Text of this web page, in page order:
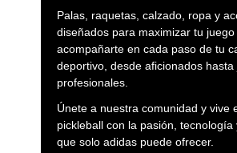
Palas, raquetas, calzado, ropa y
diseñados para maximizar tu juego
acompañarte en cada paso de tu
deportivo, desde aficionados hasta
profesionales.
Únete a nuestra comunidad y vive
pickleball con la pasión, tecnología
que solo adidas puede ofrecer.